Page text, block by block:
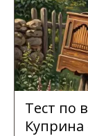
Тест по
Куприна